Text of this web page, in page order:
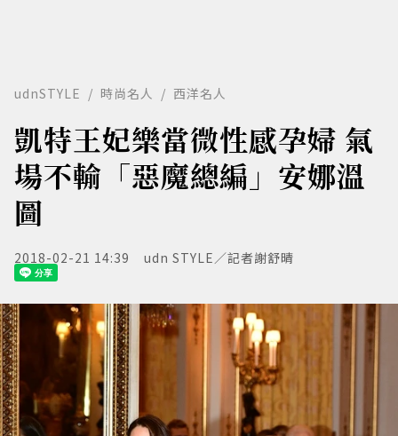
udnSTYLE 時尚名人 西洋名人
凱特王妃樂當微性感孕婦 氣
場不輸「惡魔總編」安娜溫
圖
2018-02-21 14:39 udn STYLE／記者謝舒晴